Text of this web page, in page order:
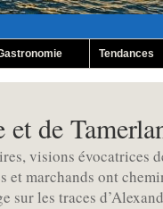
Tendances
et de
visions évocatrices
et marchands ont
sur les traces